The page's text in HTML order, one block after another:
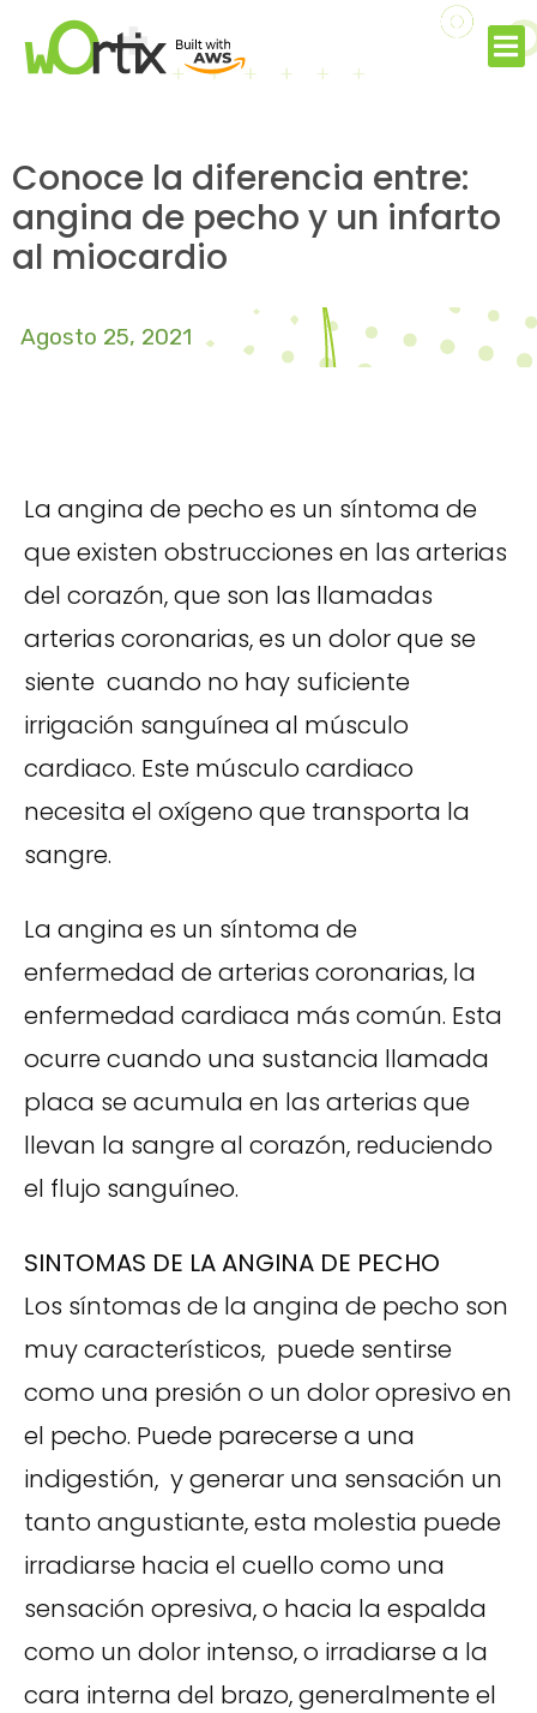
Conoce la diferencia entre:
angina de pecho y un infarto
al miocardio
Agosto 25, 2021
La angina de pecho es un síntoma de
que existen obstrucciones en las arterias
del corazón, que son las llamadas
arterias coronarias, es un dolor que se
siente cuando no hay suficiente
irrigación sanguínea al músculo
cardiaco. Este músculo cardiaco
necesita el oxígeno que transporta la
sangre.
La angina es un síntoma de
enfermedad de arterias coronarias, la
enfermedad cardiaca más común. Esta
ocurre cuando una sustancia llamada
placa se acumula en las arterias que
llevan la sangre al corazón, reduciendo
el flujo sanguíneo.
SINTOMAS DE LA ANGINA DE PECHO
Los síntomas de la angina de pecho son
muy característicos, puede sentirse
como una presión o un dolor opresivo en
el pecho. Puede parecerse a una
indigestión, y generar una sensación un
tanto angustiante, esta molestia puede
irradiarse hacia el cuello como una
sensación opresiva, o hacia la espalda
como un dolor intenso, o irradiarse a la
cara interna del brazo, generalmente el